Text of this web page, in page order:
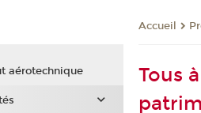
Accueil
Tous
aérotechnique